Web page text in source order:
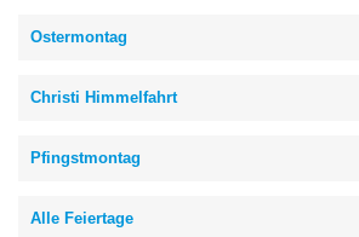
Ostermontag
Christi Himmelfahrt
Pfingstmontag
Alle Feiertage